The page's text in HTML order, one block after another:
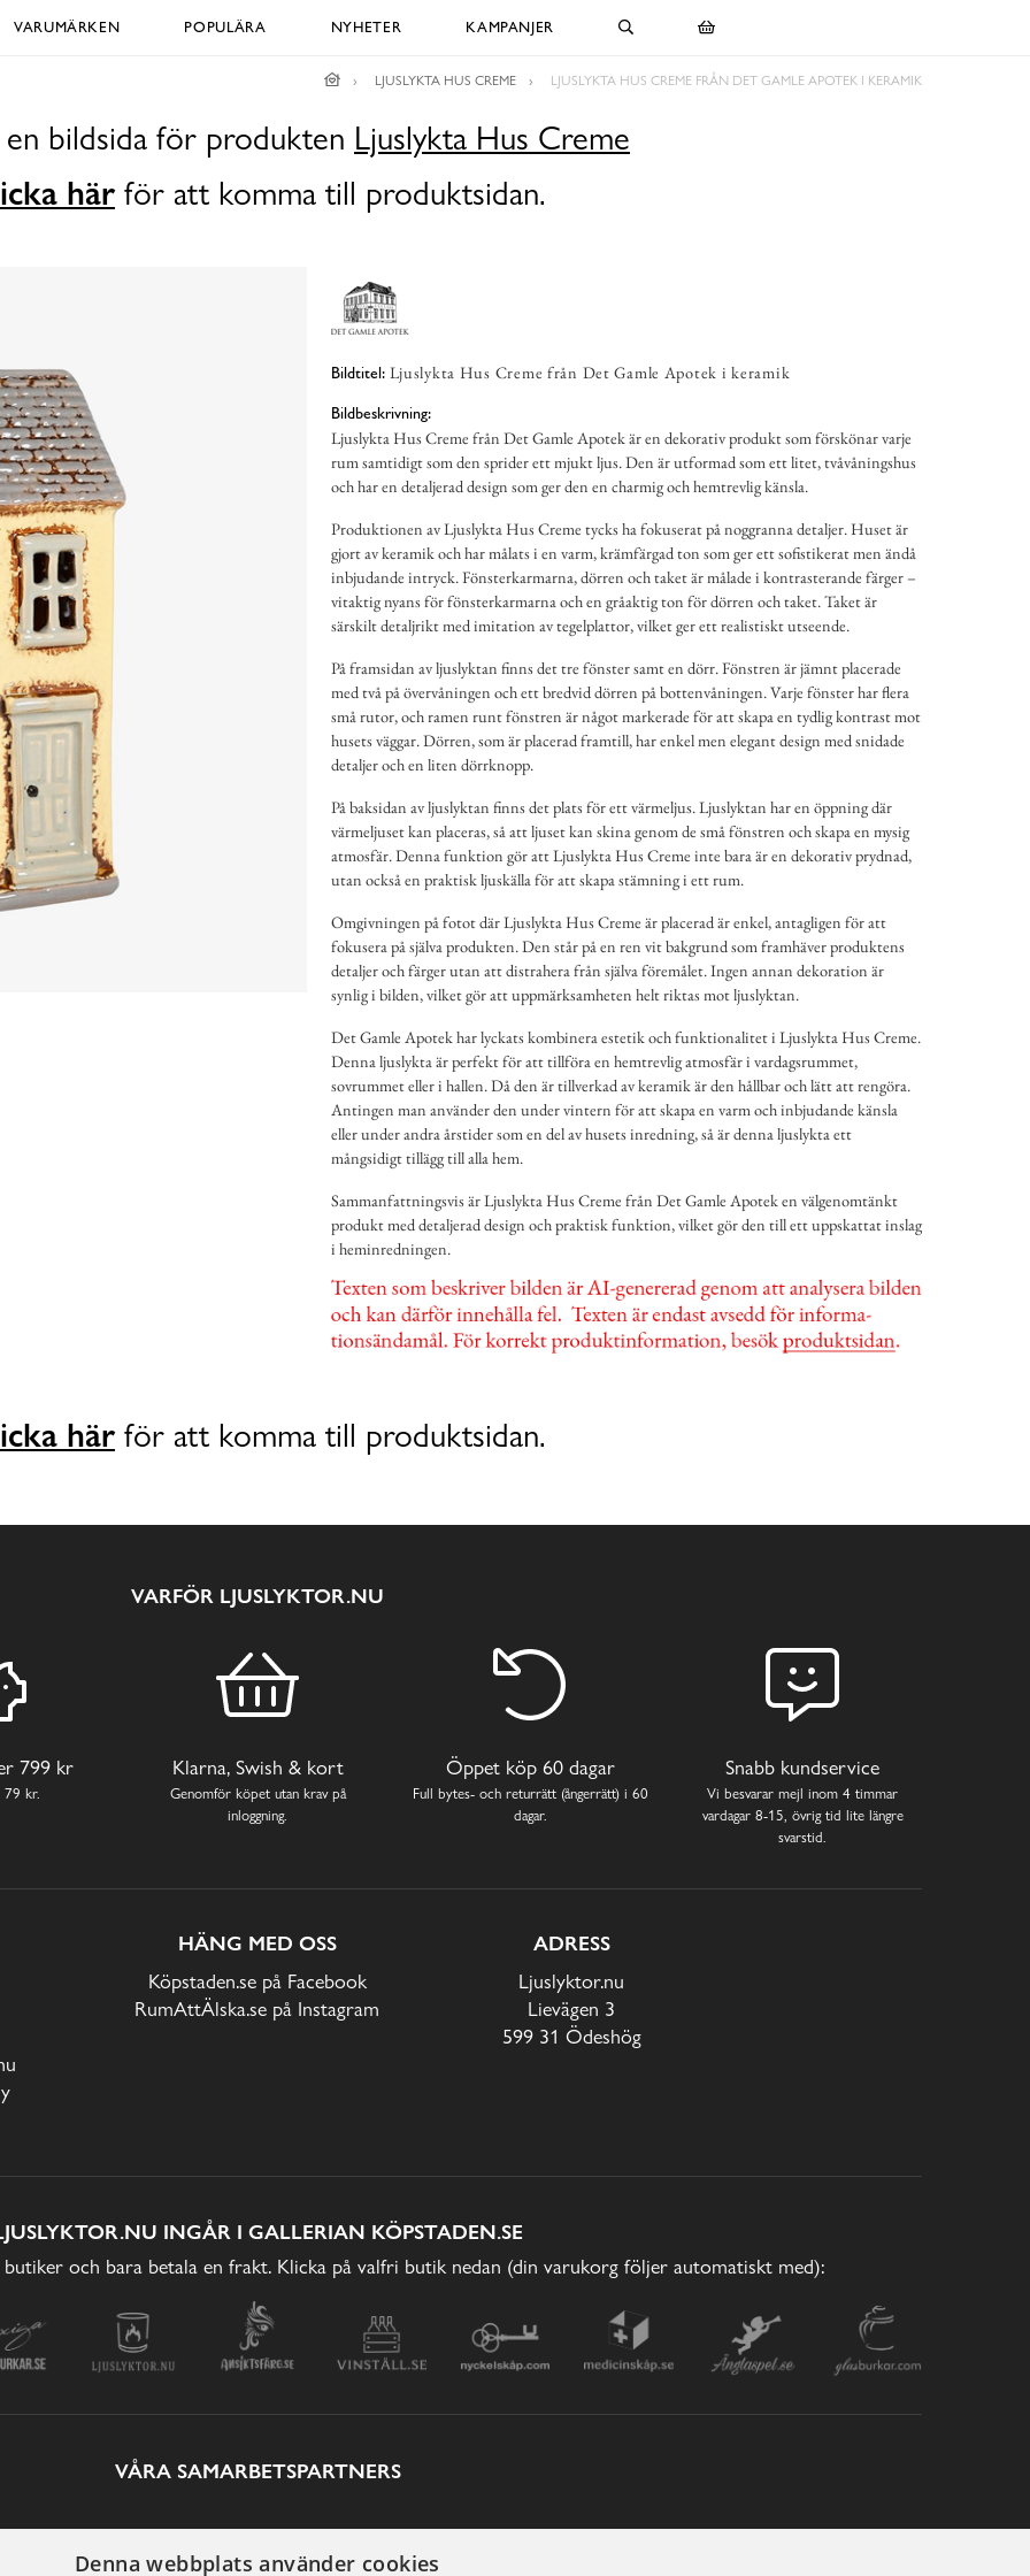
VARUMÄRKEN POPULÄRA NYHETER KAMPANJER
LJUSLYKTA HUS CREME LJUSLYKTA HUS CREME FRÅN DET GAMLE APOTEK I KERAMIK
bildsida för produkten Ljuslykta Hus Creme
här för att komma till produktsidan.
Bildtitel: Ljuslykta Hus Creme från Det Gamle Apotek i keramik
Bildbeskrivning:
Ljuslykta Hus Creme från Det Gamle Apotek är en dekorativ produkt som förskönar varje
rum samtidigt som den sprider ett mjukt ljus. Den är utformad som ett litet, tvåvåningshus
och har en detaljerad design som ger den en charmig och hemtrevlig känsla.
Produktionen av Ljuslykta Hus Creme tycks ha fokuserat på noggranna detaljer. Huset är
gjort av keramik och har målats i en varm, krämfärgad ton som ger ett sofistikerat men ändå
inbjudande intryck. Fönsterkarmarna, dörren och taket är målade i kontrasterande färger –
vitaktig nyans för fönsterkarmarna och en gråaktig ton för dörren och taket. Taket är
särskilt detaljrikt med imitation av tegelplattor, vilket ger ett realistiskt utseende.
På framsidan av ljuslyktan finns det tre fönster samt en dörr. Fönstren är jämnt placerade
med två på övervåningen och ett bredvid dörren på bottenvåningen. Varje fönster har flera
små rutor, och ramen runt fönstren är något markerade för att skapa en tydlig kontrast mot
husets väggar. Dörren, som är placerad framtill, har enkel men elegant design med snidade
detaljer och en liten dörrknopp.
På baksidan av ljuslyktan finns det plats för ett värmeljus. Ljuslyktan har en öppning där
värmeljuset kan placeras, så att ljuset kan skina genom de små fönstren och skapa en mysig
atmosfär. Denna funktion gör att Ljuslykta Hus Creme inte bara är en dekorativ prydnad,
utan också en praktisk ljuskälla för att skapa stämning i ett rum.
Omgivningen på fotot där Ljuslykta Hus Creme är placerad är enkel, antagligen för att
fokusera på själva produkten. Den står på en ren vit bakgrund som framhäver produktens
detaljer och färger utan att distrahera från själva föremålet. Ingen annan dekoration är
synlig i bilden, vilket gör att uppmärksamheten helt riktas mot ljuslyktan.
Det Gamle Apotek har lyckats kombinera estetik och funktionalitet i Ljuslykta Hus Creme.
Denna ljuslykta är perfekt för att tillföra en hemtrevlig atmosfär i vardagsrummet,
sovrummet eller i hallen. Då den är tillverkad av keramik är den hållbar och lätt att rengöra.
Antingen man använder den under vintern för att skapa en varm och inbjudande känsla
eller under andra årstider som en del av husets inredning, så är denna ljuslykta ett
mångsidigt tillägg till alla hem.
Sammanfattningsvis är Ljuslykta Hus Creme från Det Gamle Apotek en välgenomtänkt
produkt med detaljerad design och praktisk funktion, vilket gör den till ett uppskattat inslag
i heminredningen.
här för att komma till produktsidan.
VARFÖR LJUSLYKTOR.NU
799 kr
79 kr.
Klarna, Swish & kort
Genomför köpet utan krav på
inloggning.
Öppet köp 60 dagar
Full bytes- och returrätt (ångerrätt) i 60
dagar.
Snabb kundservice
Vi besvarar mejl inom 4 timmar
vardagar 8-15, övrig tid lite längre
svarstid.
HÄNG MED OSS
Köpstaden.se på Facebook
RumAttÄlska.se på Instagram
ADRESS
Ljuslyktor.nu
Lievägen 3
599 31 Ödeshög
INGÅR I GALLERIAN KÖPSTADEN.SE
och bara betala en frakt. Klicka på valfri butik nedan (din varukorg följer automatiskt med):
VÅRA SAMARBETSPARTNERS
Denna webbplats använder cookies